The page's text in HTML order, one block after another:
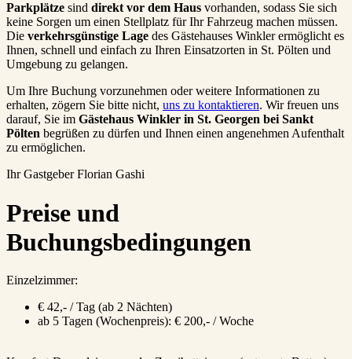
Parkplätze sind direkt vor dem Haus vorhanden, sodass Sie sich
keine Sorgen um einen Stellplatz für Ihr Fahrzeug machen müssen.
Die verkehrsgünstige Lage des Gästehauses Winkler ermöglicht es
Ihnen, schnell und einfach zu Ihren Einsatzorten in St. Pölten und
Umgebung zu gelangen.
Um Ihre Buchung vorzunehmen oder weitere Informationen zu
erhalten, zögern Sie bitte nicht, uns zu kontaktieren. Wir freuen uns
darauf, Sie im Gästehaus Winkler in St. Georgen bei Sankt
Pölten begrüßen zu dürfen und Ihnen einen angenehmen Aufenthalt
zu ermöglichen.
Ihr Gastgeber Florian Gashi
Preise und
Buchungsbedingungen
Einzelzimmer:
€ 42,- / Tag (ab 2 Nächten)
ab 5 Tagen (Wochenpreis): € 200,- / Woche